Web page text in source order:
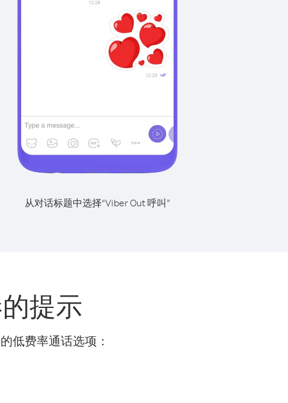
从对话标题中选择“Viber Out 呼叫”
提示
低费率通话选项：